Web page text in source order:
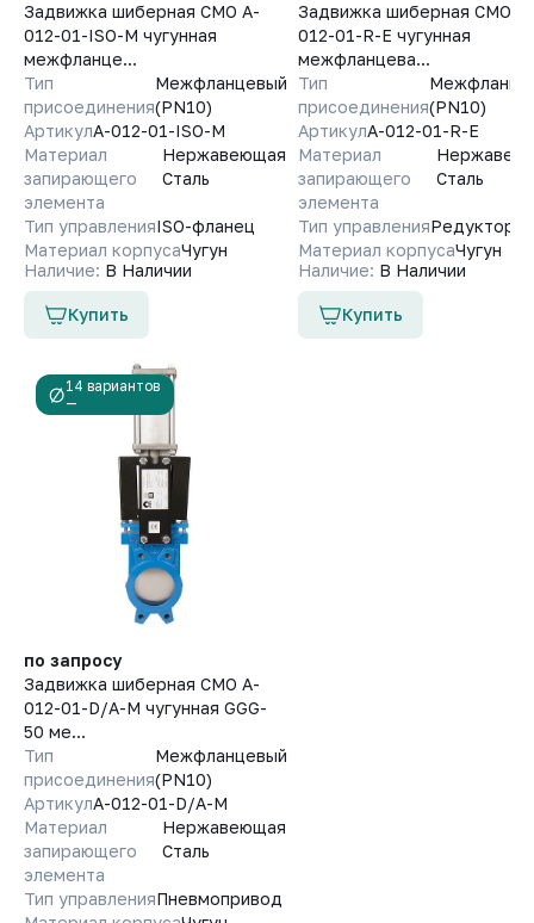
Задвижка шиберная СМО A-
012-01-ISO-М чугунная
межфланце...
Тип
присоединения
Межфланцевый
(PN10)
АртикулA-012-01-ISO-М
Материал
запирающего
элемента
Нержавеющая
Сталь
Тип управленияISO-фланец
Материал корпусаЧугун
Наличие: В Наличии
Купить
Задвижка шиберная СМО A-
012-01-R-E чугунная
межфланцева...
Тип
присоединения(PN10)
АртикулA-012-01-R-E
Материал
запирающего
элемента
Сталь
Тип управленияРедуктор
Материал корпусаЧугун
Наличие: В Наличии
Купить
14 вариантов
—
по запросу
Задвижка шиберная СМО A-
012-01-D/A-M чугунная GGG-
50 ме...
Тип
присоединения
Межфланцевый
(PN10)
АртикулA-012-01-D/A-M
Материал
запирающего
элемента
Нержавеющая
Сталь
Тип управленияПневмопривод